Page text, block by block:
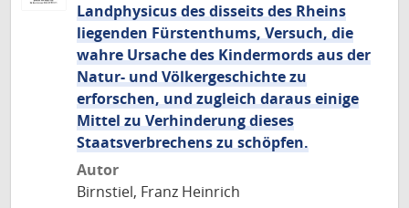
Landphysicus des disseits des Rheins
liegenden Fürstenthums, Versuch, die
wahre Ursache des Kindermords aus der
Natur- und Völkergeschichte zu
erforschen, und zugleich daraus einige
Mittel zu Verhinderung dieses
Staatsverbrechens zu schöpfen.
Autor
Birnstiel, Franz Heinrich